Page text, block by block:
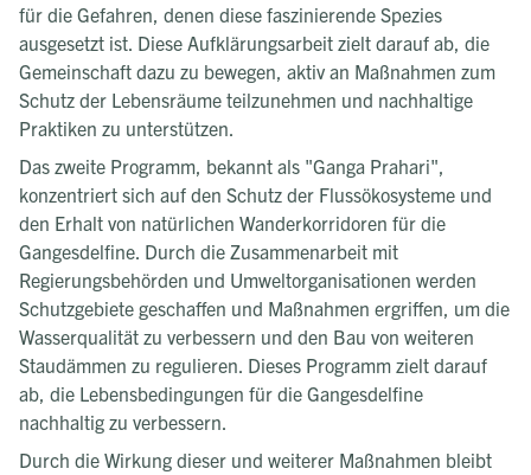
für die Gefahren, denen diese faszinierende Spezies
ausgesetzt ist. Diese Aufklärungsarbeit zielt darauf ab, die
Gemeinschaft dazu zu bewegen, aktiv an Maßnahmen zum
Schutz der Lebensräume teilzunehmen und nachhaltige
Praktiken zu unterstützen.
Das zweite Programm, bekannt als "Ganga Prahari",
konzentriert sich auf den Schutz der Flussökosysteme und
den Erhalt von natürlichen Wanderkorridoren für die
Gangesdelfine. Durch die Zusammenarbeit mit
Regierungsbehörden und Umweltorganisationen werden
Schutzgebiete geschaffen und Maßnahmen ergriffen, um die
Wasserqualität zu verbessern und den Bau von weiteren
Staudämmen zu regulieren. Dieses Programm zielt darauf
ab, die Lebensbedingungen für die Gangesdelfine
nachhaltig zu verbessern.
Durch die Wirkung dieser und weiterer Maßnahmen bleibt